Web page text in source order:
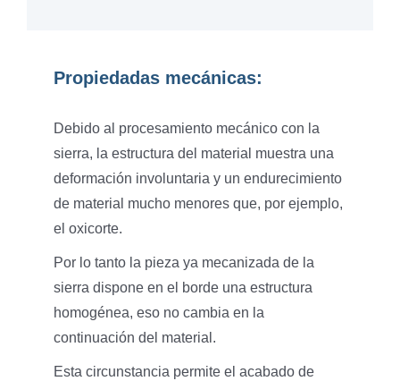
Propiedadas mecánicas:
Debido al procesamiento mecánico con la
sierra, la estructura del material muestra una
deformación involuntaria y un endurecimiento
de material mucho menores que, por ejemplo,
el oxicorte.
Por lo tanto la pieza ya mecanizada de la
sierra dispone en el borde una estructura
homogénea, eso no cambia en la
continuación del material.
Esta circunstancia permite el acabado de